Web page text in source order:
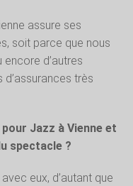
assure ses
soit parce que nous
d’autres
très
Jazz à Vienne et
spectacle ?
eux, d’autant que